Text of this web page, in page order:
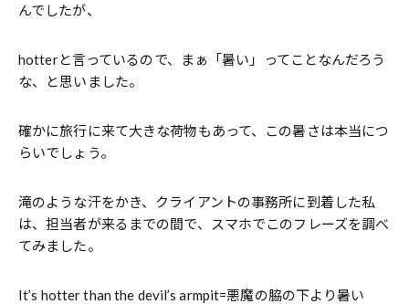
んでしたが、
hotterと言っているので、まぁ「暑い」ってことなんだろう
な、と思いました。
確かに旅行に来て大きな荷物もあって、この暑さは本当につ
らいでしょう。
滝のような汗をかき、クライアントの事務所に到着した私
は、担当者が来るまでの間で、スマホでこのフレーズを調べ
てみました。
It’s hotter than the devil’s armpit=悪魔の脇の下より暑い